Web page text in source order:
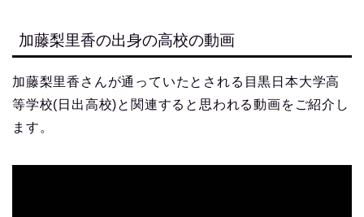
加藤梨里香の出身の高校の動画
加藤梨里香さんが通っていたとされる目黒日本大学高
等学校(日出高校)と関連すると思われる動画をご紹介し
ます。